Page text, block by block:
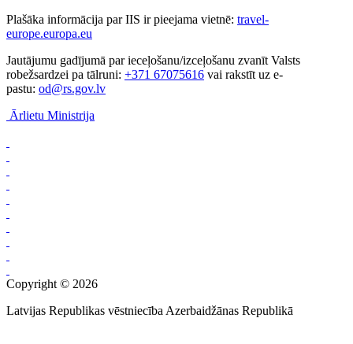
Plašāka informācija par IIS ir pieejama vietnē: travel-
europe.europa.eu
Jautājumu gadījumā par ieceļošanu/izceļošanu zvanīt Valsts
robežsardzei pa tālruni: +371 67075616 vai rakstīt uz e-
pastu: od@rs.gov.lv
Ārlietu Ministrija
Copyright © 2026
Latvijas Republikas vēstniecība Azerbaidžānas Republikā